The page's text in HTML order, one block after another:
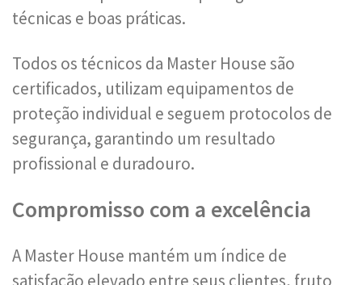
técnicas e boas práticas.
Todos os técnicos da Master House são
certificados, utilizam equipamentos de
proteção individual e seguem protocolos de
segurança, garantindo um resultado
profissional e duradouro.
Compromisso com a excelência
A Master House mantém um índice de
satisfação elevado entre seus clientes, fruto